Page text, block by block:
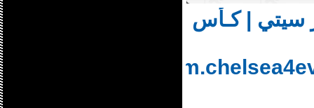
سيتي | كـأس
http://